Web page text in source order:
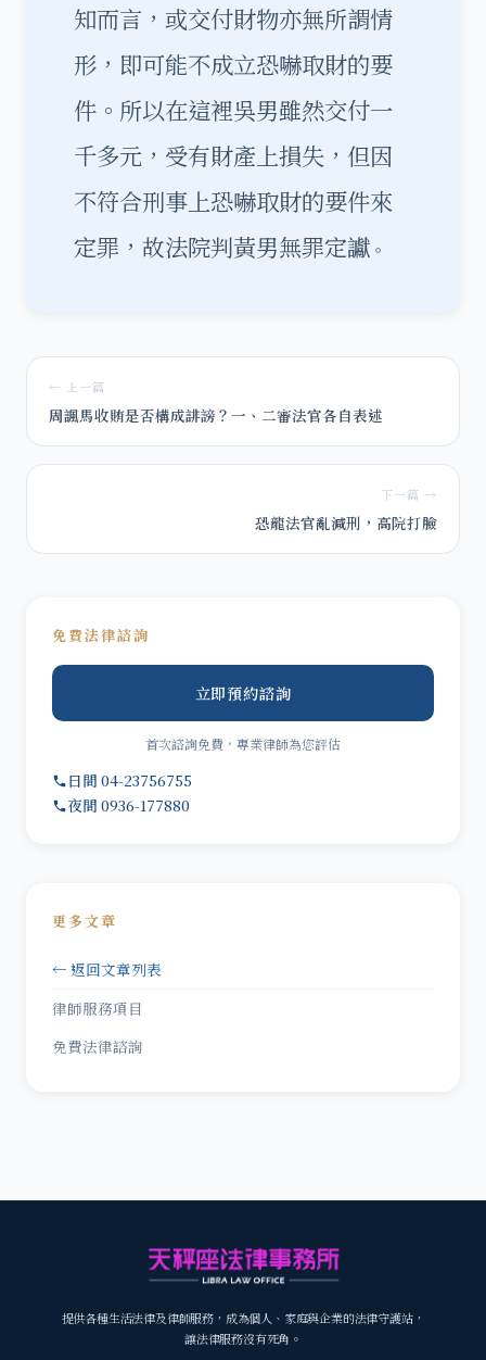
知而言，或交付財物亦無所謂情
形，即可能不成立恐嚇取財的要
件。所以在這裡吳男雖然交付一
千多元，受有財產上損失，但因
不符合刑事上恐嚇取財的要件來
定罪，故法院判黃男無罪定讞 。
← 上一篇
周諷馬收賄是否構成誹謗？一、二審法官各自表述
下一篇 →
恐龍法官亂減刑，高院打臉
免費法律諮詢
立即預約諮詢
首次諮詢免費，專業律師為您評估
日間 04-23756755
夜間 0936-177880
更多文章
← 返回文章列表
律師服務項目
免費法律諮詢
提供各種生活法律及律師服務，成為個人、家庭與企業的法律守護站，
讓法律服務沒有死角。